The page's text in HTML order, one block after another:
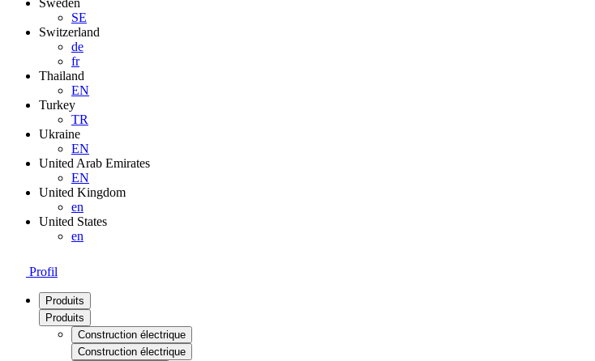
Sweden
SE
Switzerland
de
fr
Thailand
EN
Turkey
TR
Ukraine
EN
United Arab Emirates
EN
United Kingdom
en
United States
en
Profil
Produits
Produits
Construction électrique
Construction électrique